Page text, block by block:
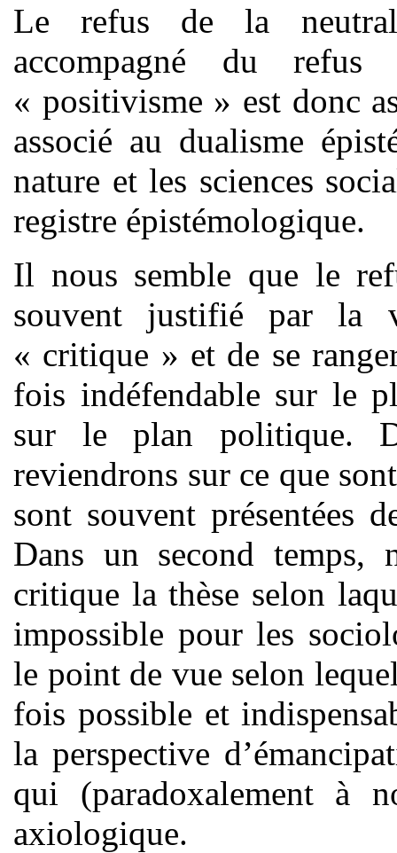
Le refus de la
accompagné du
« positivisme » est donc
associé au dualisme
nature et les sciences
registre épistémologique.
Il nous semble que le
souvent justifié par la
« critique » et de se
fois indéfendable sur le
sur le plan politique.
reviendrons sur ce que
sont souvent présentées
Dans un second temps,
critique la thèse selon
impossible pour les
le point de vue selon
fois possible et
la perspective
qui (paradoxalement à
axiologique.